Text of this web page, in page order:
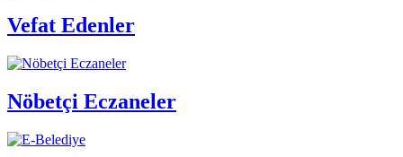
Vefat Edenler
Nöbetçi Eczaneler